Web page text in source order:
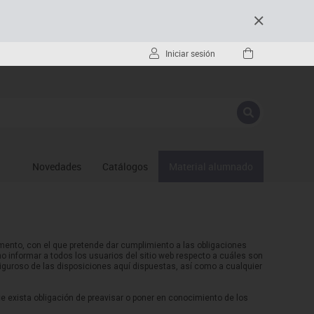
Iniciar sesión
Novedades Catálogos
con el que pretende dar cumplimiento a las obligaciones
informar a todos los usuarios del sitio web respecto a cuáles son
de las disposiciones aquí dispuestas, así como a cualquier
exista obligación de preavisar o poner en conocimiento de los